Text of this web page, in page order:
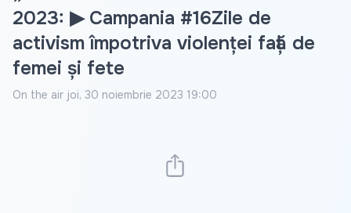
2023: ▶ Campania #16Zile de
activism împotriva violenței față de
femei și fete
On the air joi, 30 noiembrie 2023 19:00